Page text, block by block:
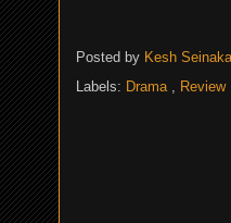
Posted by Kesh
Labels: Drama , Review